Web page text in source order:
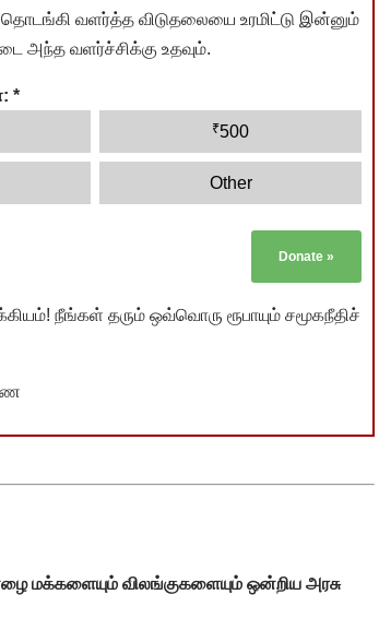
தொடங்கி வளர்த்த விடுதலையை உரமிட்டு இன்னும்
அந்த வளர்ச்சிக்கு உதவும்.
*
₹500
Other
Donate »
நீங்கள் தரும் ஒவ்வொரு ரூபாயும் சமூகநீதிச்
மக்களையும் விலங்குகளையும் ஒன்றிய அரசு